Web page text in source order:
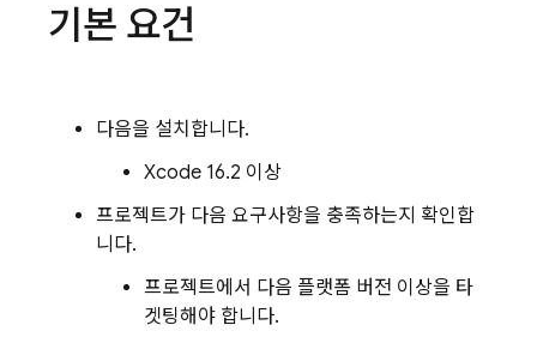
기본 요건
다음을 설치합니다.
Xcode 16.2 이상
프로젝트가 다음 요구사항을 충족하는지 확인합
니다.
프로젝트에서 다음 플랫폼 버전 이상을 타
겟팅해야 합니다.